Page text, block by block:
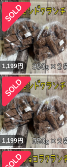
1,199円
1,199円